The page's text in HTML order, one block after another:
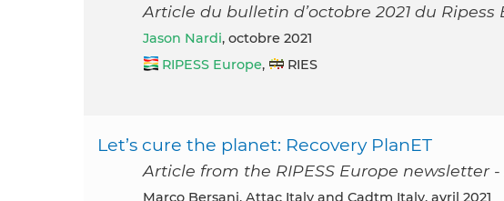
Article du bulletin d’octobre 2021 du Ripess
Jason Nardi, octobre 2021
RIPESS Europe, RIES
Let’s cure the planet: Recovery PlanET
Article from the RIPESS Europe newsletter -
Marco Bersani, Attac Italy and Cadtm Italy, avril 2021